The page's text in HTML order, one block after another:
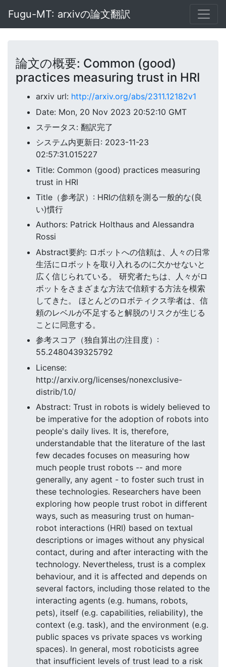
Fugu-MT: arxivの論文翻訳
論文の概要: Common (good)
practices measuring trust in HRI
arxiv url: http://arxiv.org/abs/2311.12182v1
Date: Mon, 20 Nov 2023 20:52:10 GMT
ステータス: 翻訳完了
システム内更新日: 2023-11-23
02:57:31.015227
Title: Common (good) practices measuring
trust in HRI
Title（参考訳）: HRIの信頼を測る一般的な(良
い)慣行
Authors: Patrick Holthaus and Alessandra
Rossi
Abstract要約: ロボットへの信頼は、人々の日常
生活にロボットを取り入れるのに欠かせないと
広く信じられている。 研究者たちは、人々がロ
ボットをさまざまな方法で信頼する方法を模索
してきた。 ほとんどのロボティクス学者は、信
頼のレベルが不足すると解脱のリスクが生じる
ことに同意する。
参考スコア（独自算出の注目度）:
55.2480439325792
License:
http://arxiv.org/licenses/nonexclusive-
distrib/1.0/
Abstract: Trust in robots is widely believed to
be imperative for the adoption of robots into
people's daily lives. It is, therefore,
understandable that the literature of the last
few decades focuses on measuring how
much people trust robots -- and more
generally, any agent - to foster such trust in
these technologies. Researchers have been
exploring how people trust robot in different
ways, such as measuring trust on human-
robot interactions (HRI) based on textual
descriptions or images without any physical
contact, during and after interacting with the
technology. Nevertheless, trust is a complex
behaviour, and it is affected and depends on
several factors, including those related to the
interacting agents (e.g. humans, robots,
pets), itself (e.g. capabilities, reliability), the
context (e.g. task), and the environment (e.g.
public spaces vs private spaces vs working
spaces). In general, most roboticists agree
that insufficient levels of trust lead to a risk